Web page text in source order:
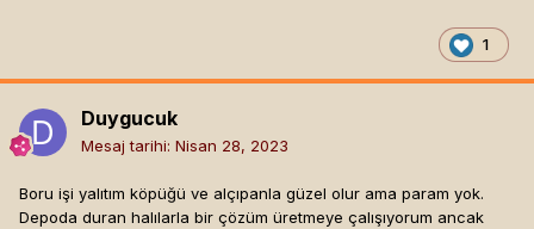
1
Duygucuk
Mesaj tarihi: Nisan 28, 2023
Boru işi yalıtım köpüğü ve alçıpanla güzel olur ama param yok.
Depoda duran halılarla bir çözüm üretmeye çalışıyorum ancak